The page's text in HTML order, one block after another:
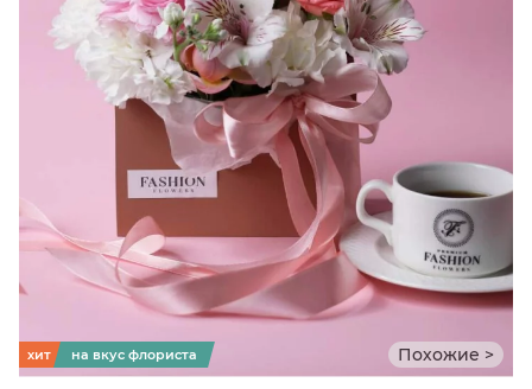
Похожие >
хит на вкус флориста